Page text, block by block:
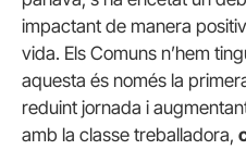
impactant de manera
vida. Els Comuns n’hem
aquesta és només la
reduint jornada i
amb la classe treballadora,